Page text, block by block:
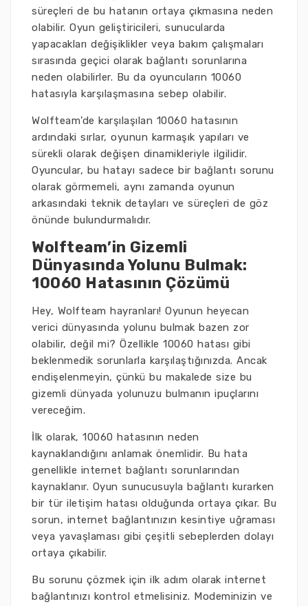
süreçleri de bu hatanın ortaya çıkmasına neden
olabilir. Oyun geliştiricileri, sunucularda
yapacakları değişiklikler veya bakım çalışmaları
sırasında geçici olarak bağlantı sorunlarına
neden olabilirler. Bu da oyuncuların 10060
hatasıyla karşılaşmasına sebep olabilir.
Wolfteam'de karşılaşılan 10060 hatasının
ardındaki sırlar, oyunun karmaşık yapıları ve
sürekli olarak değişen dinamikleriyle ilgilidir.
Oyuncular, bu hatayı sadece bir bağlantı sorunu
olarak görmemeli, aynı zamanda oyunun
arkasındaki teknik detayları ve süreçleri de göz
önünde bulundurmalıdır.
Wolfteam’in Gizemli
Dünyasında Yolunu Bulmak:
10060 Hatasının Çözümü
Hey, Wolfteam hayranları! Oyunun heyecan
verici dünyasında yolunu bulmak bazen zor
olabilir, değil mi? Özellikle 10060 hatası gibi
beklenmedik sorunlarla karşılaştığınızda. Ancak
endişelenmeyin, çünkü bu makalede size bu
gizemli dünyada yolunuzu bulmanın ipuçlarını
vereceğim.
İlk olarak, 10060 hatasının neden
kaynaklandığını anlamak önemlidir. Bu hata
genellikle internet bağlantı sorunlarından
kaynaklanır. Oyun sunucusuyla bağlantı kurarken
bir tür iletişim hatası olduğunda ortaya çıkar. Bu
sorun, internet bağlantınızın kesintiye uğraması
veya yavaşlaması gibi çeşitli sebeplerden dolayı
ortaya çıkabilir.
Bu sorunu çözmek için ilk adım olarak internet
bağlantınızı kontrol etmelisiniz. Modeminizin ve